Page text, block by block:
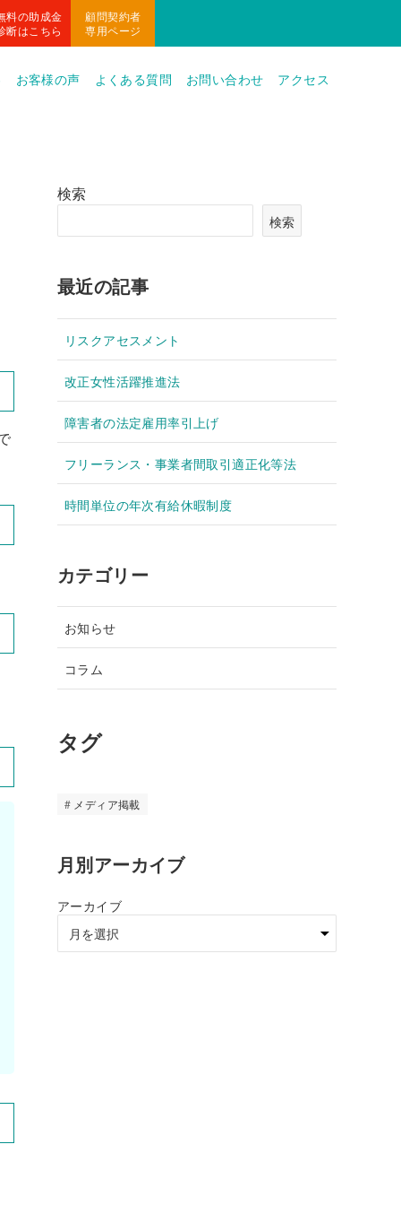
料の助成金
断はこちら
顧問契約者
専用ページ
お客様の声 よくある質問 お問い合わせ アクセス
検索
検索
最近の記事
リスクアセスメント
改正女性活躍推進法
障害者の法定雇用率引上げ
フリーランス・事業者間取引適正化等法
時間単位の年次有給休暇制度
カテゴリー
お知らせ
コラム
タグ
メディア掲載
月別アーカイブ
アーカイブ